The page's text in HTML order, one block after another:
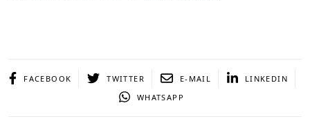
FACEBOOK TWITTER E-MAIL
LINKEDIN
WHATSAPP